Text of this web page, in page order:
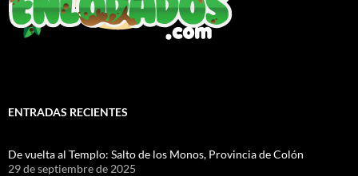
ENTRADAS RECIENTES
De vuelta al Templo: Salto de los Monos, Provincia de Colón
29 de septiembre de 2025